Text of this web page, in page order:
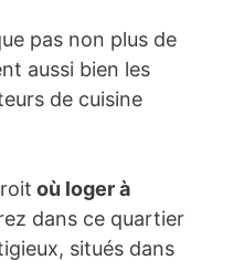
pas non plus de
aussi bien les
de cuisine
où loger à
dans ce quartier
situés dans